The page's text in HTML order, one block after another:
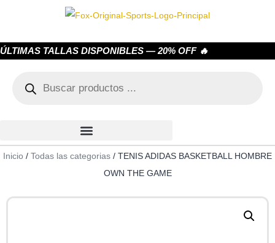
ÚLTIMAS TALLAS DISPONIBLES — 20% OFF 🔥
Inicio / Todas las categorias / TENIS ADIDAS BASKETBALL HOMBRE
OWN THE GAME